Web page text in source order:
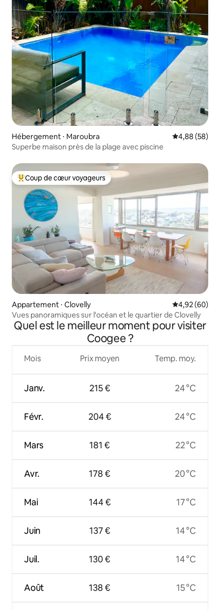
Hébergement ⋅ Maroubra Évaluation
4,88 (58)
Superbe maison près de la plage avec piscine
Coups de cœur voyageurs les plus appréciés
Coup de cœur voyageurs
Appartement ⋅ Clovelly Évaluation
4,92 (60)
Vues panoramiques sur l'océan et le quartier de Clovelly
Quel est le meilleur moment pour visiter
Coogee ?
Mois
Janv.
Févr.
Mars
Avr.
Mai
Juin
Juil.
Août
Prix moyen
215 €
204 €
181 €
178 €
144 €
137 €
130 €
138 €
Temp. moy.
24 °C
24 °C
22 °C
20 °C
17 °C
14 °C
14 °C
15 °C